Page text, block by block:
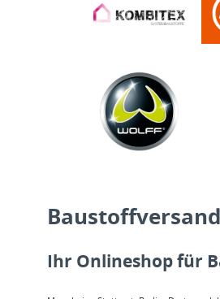
Ihr Onlineshop für